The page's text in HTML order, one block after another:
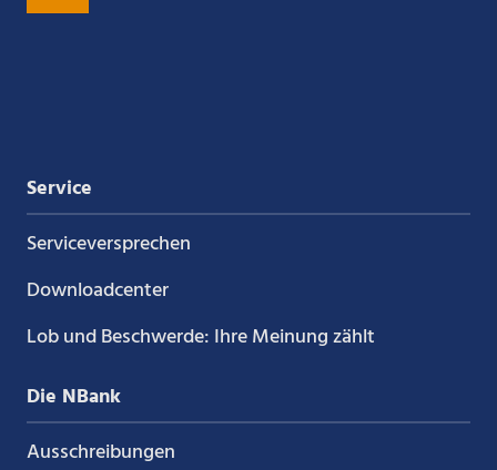
Service
Service­versprechen
Downloadcenter
Lob und Beschwerde: Ihre Meinung zählt
Die NBank
Ausschreibungen